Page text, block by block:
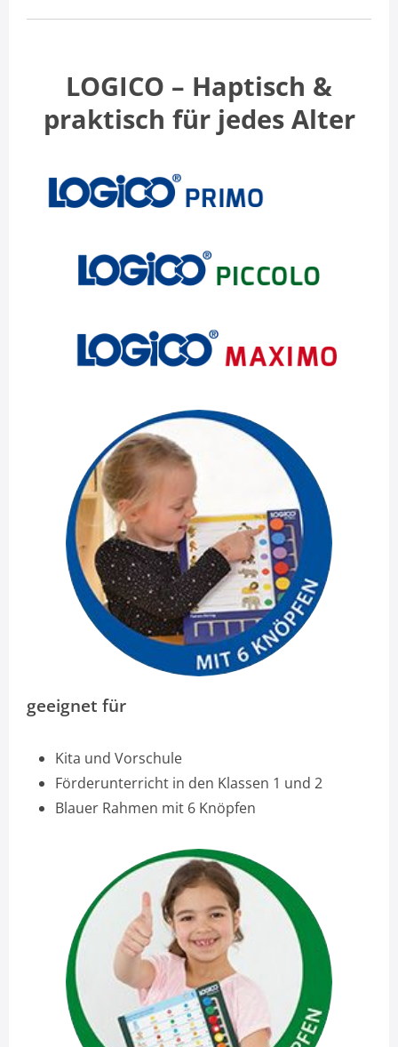
LOGICO – Haptisch &
praktisch für jedes Alter
geeignet für
Kita und Vorschule
Förderunterricht in den Klassen 1 und 2
Blauer Rahmen mit 6 Knöpfen